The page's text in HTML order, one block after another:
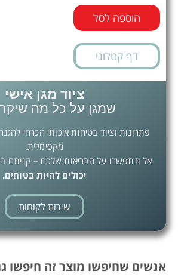
הוספה לסל
דף קטלוגי
ציוד מגן אישי
שמגן על כל מה
פתרונות וציוד בטיחות איכותי הכרחי
מקסימלית.
אל תתפשרו על הבריאות שלכם – קניתם
יכולים להיות בטוחים.
שירות לקוחות
אנשים שחיפשו מוצר זה חיפשו